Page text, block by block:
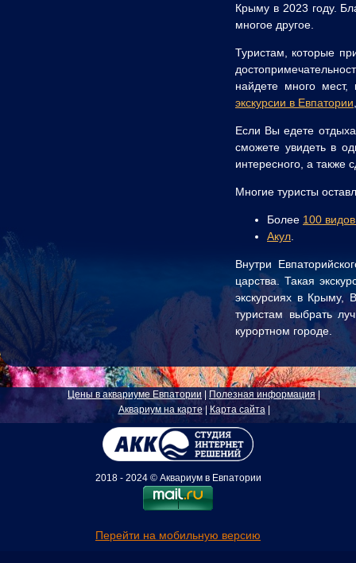
Крыму в 2023 году.
многое другое.
Туристам, которые
найдете много
экскурсии в Евпатории
Если Вы едете
сможете увидеть в
интересного, а также
Многие туристы
Более 100
Акул
Внутри
царства. Такая
экскурсиях в Крыму,
туристам выбрать
курортном городе.
Цены в аквариуме Евпатории | Полезная информация |
Аквариум на карте|Карта сайта|
2018 - 2024 © Аквариум в Евпатории
Перейти на мобильную версию